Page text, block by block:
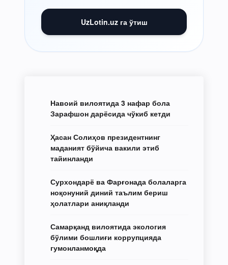
UzLotin.uz га ўтиш
Навоий вилоятида 3 нафар бола
Зарафшон дарёсида чўкиб кетди
Ҳасан Солиҳов президентнинг
маданият бўйича вакили этиб
тайинланди
Сурхондарё ва Фарғонада болаларга
ноқонуний диний таълим бериш
ҳолатлари аниқланди
Самарқанд вилоятида экология
бўлими бошлиғи коррупцияда
гумонланмоқда